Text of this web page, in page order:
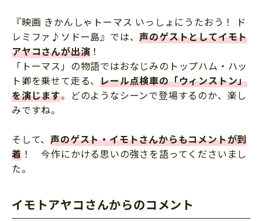
『映画 きかんしゃトーマス いっしょにうたおう！ ド
レミファ♪ソドー島』では、声のゲストとしてイモト
アヤコさんが出演 ！
「トーマス」の物語ではおなじみのトップハム・ハッ
ト卿を乗せて走る、レール点検車の「ウィンストン」
を演じます。どのようなシーンで登場するのか、楽し
みですね。
そして、声のゲスト・イモトさんからもコメントが到
着！ 今作にかける思いの強さを語ってくださいまし
た。
イモトアヤコさんからのコメント